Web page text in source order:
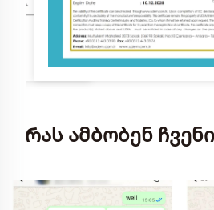
Რას ამბობენ